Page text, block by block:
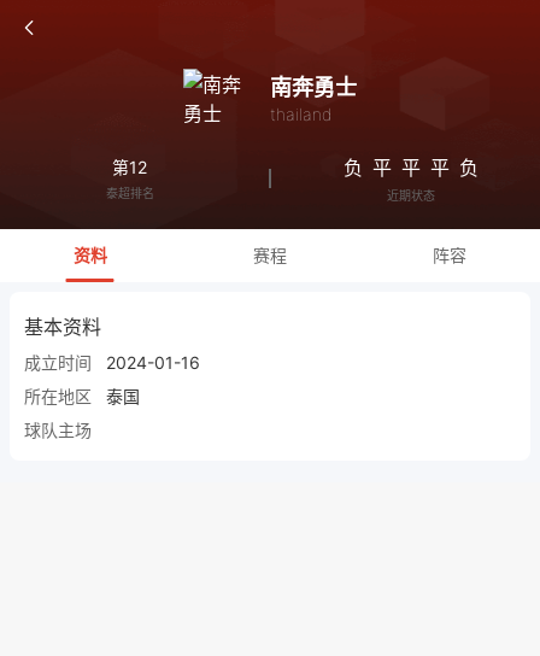
南奔勇士
thailand
第12
泰超排名
负 平 平 平 负
近期状态
资料 赛程 阵容
基本资料
成立时间
2024-01-16
所在地区
泰国
球队主场